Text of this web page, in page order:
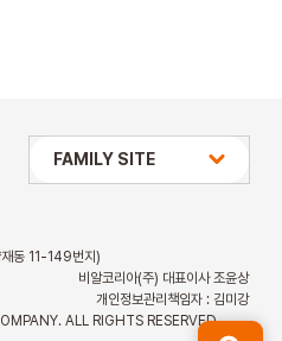
동 11-149번지)
비알코리아(주) 대표이사 조윤상
개인정보관리책임자 : 김미강
ALL RIGHTS RESERVED.
상미당 HOLDINGS
파리바게뜨
파스쿠찌
FAMILY SITE